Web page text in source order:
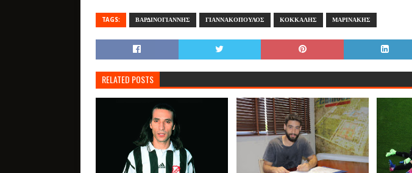
TAGS: ΒΑΡΔΙΝΟΓΙΑΝΝΗΣ ΓΙΑΝΝΑΚΟΠΟΥΛΟΣ ΚΟΚΚΑΛΗΣ ΜΑΡΙΝΑΚΗΣ
RELATED POSTS